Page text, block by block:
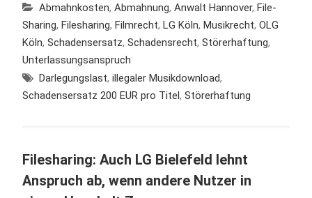
Abmahnkosten, Abmahnung, Anwalt Hannover, File-
Sharing, Filesharing, Filmrecht, LG Köln, Musikrecht, OLG
Köln, Schadensersatz, Schadensrecht, Störerhaftung,
Unterlassungsanspruch
Darlegungslast, illegaler Musikdownload,
Schadensersatz 200 EUR pro Titel, Störerhaftung
Filesharing: Auch LG Bielefeld lehnt
Anspruch ab, wenn andere Nutzer in